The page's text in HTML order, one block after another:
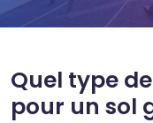
Quel type
pour un sol